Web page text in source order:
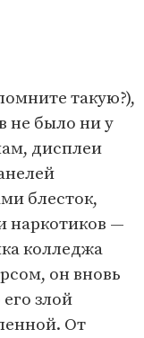
такую?),
не было ни у
дисплеи
блесток,
наркотиков —
колледжа
он вновь
злой
От